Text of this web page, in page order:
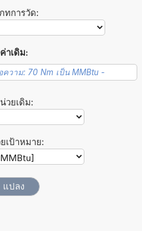
ทการวัด:
ค่าเดิม:
วยเดิม:
เป้าหมาย: